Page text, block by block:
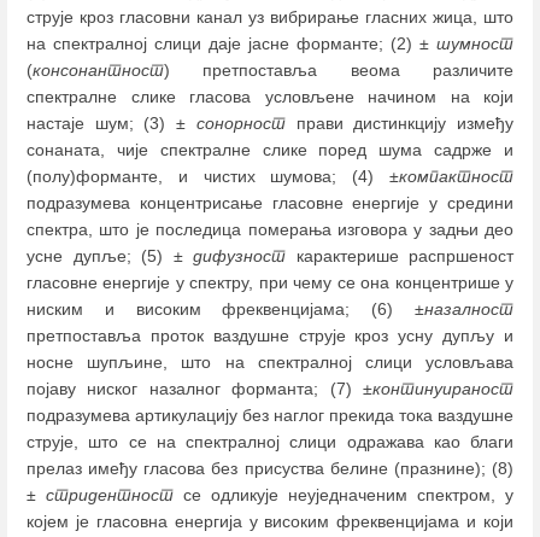
струје кроз гласовни канал уз вибрирање гласних жица, што
на спектралној слици даје јасне форманте; (2) ± шумност
(консонантност) претпоставља веома различите
спектралне слике гласова условљене начином на који
настаје шум; (3) ± сонорностправи дистинкцију између
сонаната, чије спектралне слике поред шума садрже и
(полу)форманте, и чистих шумова; (4) ±компактност
подразумева концентрисање гласовне енергије у средини
спектра, што је последица померања изговора у задњи део
усне дупље; (5) ± дифузност карактерише распршеност
гласовне енергије у спектру, при чему се она концентрише у
ниским и високим фреквенцијама; (6) ±назалност
претпоставља проток ваздушне струје кроз усну дупљу и
носне шупљине, што на спектралној слици условљава
појаву ниског назалног форманта; (7) ±континуираност
подразумева артикулацију без наглог прекида тока ваздушне
струје, што се на спектралној слици одражава као благи
прелаз имеђу гласова без присуства белине (празнине); (8)
± стридентност се одликује неуједначеним спектром, у
којем је гласовна енергија у високим фреквенцијама и који